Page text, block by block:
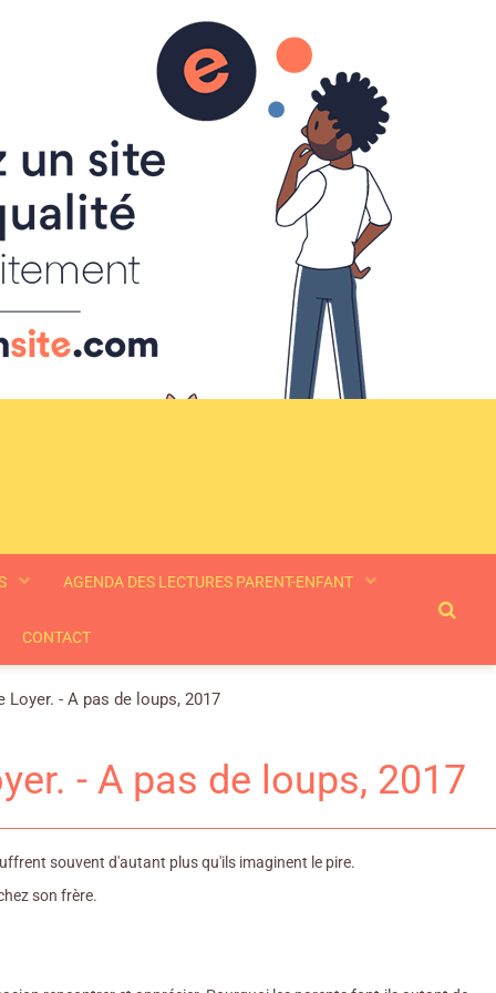
AGENDA DES LECTURES PARENT-ENFANT
CONTACT
- A pas de loups, 2017
- A pas de loups, 2017
souvent d'autant plus qu'ils imaginent le pire.
son frère.